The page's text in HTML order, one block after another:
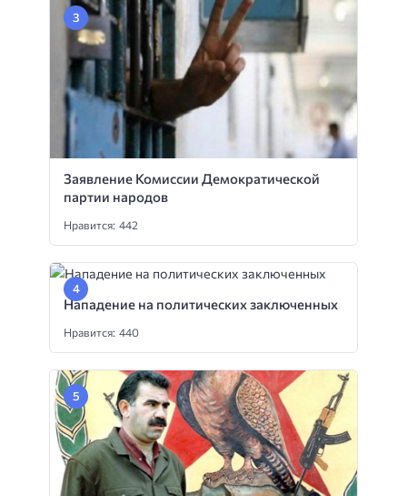
Заявление Комиссии Демократической
партии народов
Нравится: 442
Нападение на политических заключенных
Нравится: 440